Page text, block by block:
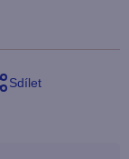
Sdílet